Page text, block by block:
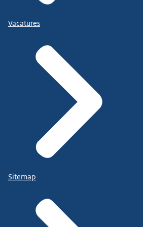
Vacatures
Sitemap